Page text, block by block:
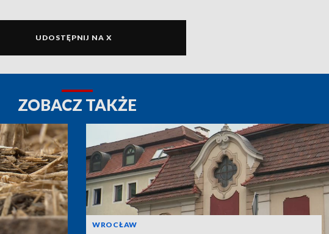
UDOSTĘPNIJ NA X
ZOBACZ TAKŻE
WROCŁAW